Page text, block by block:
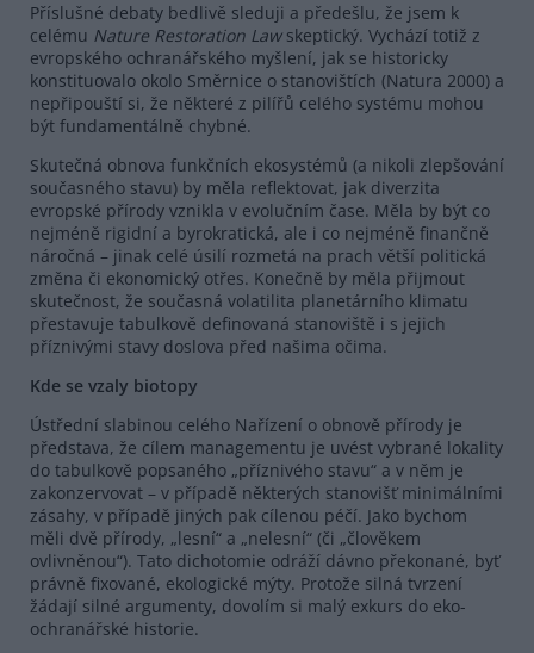
Příslušné debaty bedlivě sleduji a předešlu, že jsem k
celému Nature Restoration Lawskeptický. Vychází totiž z
evropského ochranářského myšlení, jak se historicky
konstituovalo okolo Směrnice o stanovištích (Natura 2000) a
nepřipouští si, že některé z pilířů celého systému mohou
být fundamentálně chybné.
Skutečná obnova funkčních ekosystémů (a nikoli zlepšování
současného stavu) by měla reflektovat, jak diverzita
evropské přírody vznikla v evolučním čase. Měla by být co
nejméně rigidní a byrokratická, ale i co nejméně finančně
náročná – jinak celé úsilí rozmetá na prach větší politická
změna či ekonomický otřes. Konečně by měla přijmout
skutečnost, že současná volatilita planetárního klimatu
přestavuje tabulkově definovaná stanoviště i s jejich
příznivými stavy doslova před našima očima.
Kde se vzaly biotopy
Ústřední slabinou celého Nařízení o obnově přírody je
představa, že cílem managementu je uvést vybrané lokality
do tabulkově popsaného „příznivého stavu“ a v něm je
zakonzervovat – v případě některých stanovišť minimálními
zásahy, v případě jiných pak cílenou péčí. Jako bychom
měli dvě přírody, „lesní“ a „nelesní“ (či „člověkem
ovlivněnou“). Tato dichotomie odráží dávno překonané, byť
právně fixované, ekologické mýty. Protože silná tvrzení
žádají silné argumenty, dovolím si malý exkurs do eko-
ochranářské historie.